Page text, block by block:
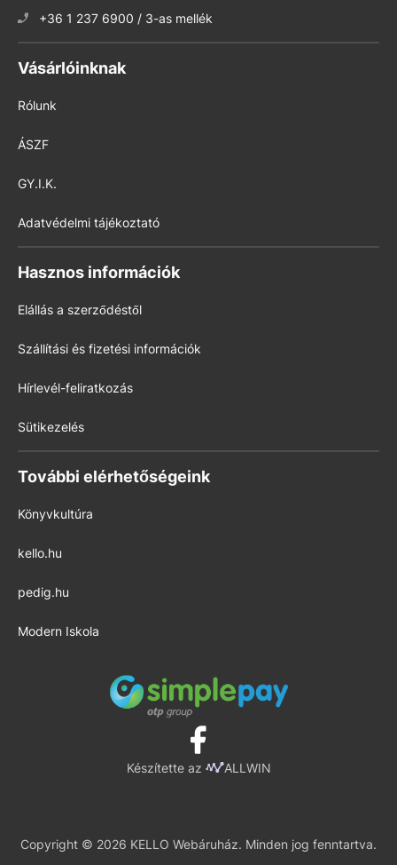
+36 1 237 6900 / 3-as mellék
Vásárlóinknak
Rólunk
ÁSZF
GY.I.K.
Adatvédelmi tájékoztató
Hasznos információk
Elállás a szerződéstől
Szállítási és fizetési információk
Hírlevél-feliratkozás
Sütikezelés
További elérhetőségeink
Könyvkultúra
kello.hu
pedig.hu
Modern Iskola
Készítette az ALLWIN
Copyright © 2026 KELLO Webáruház. Minden jog fenntartva.